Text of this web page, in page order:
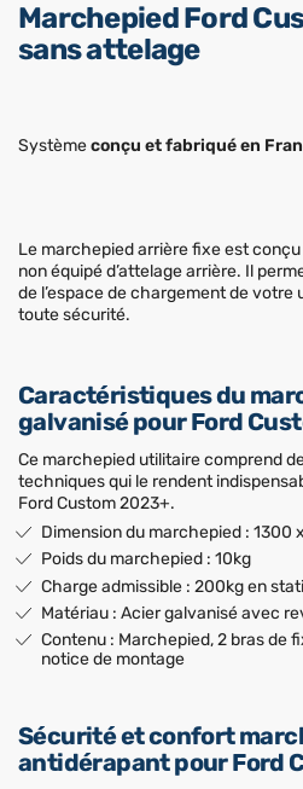
Marchepied Ford
sans attelage
Systèmeconçu et fabriqué en
Le marchepied arrière fixe est
non équipé d’attelage arrière. Il
de l’espace de chargement de
toute sécurité.
Caractéristiques du
galvanisé pour Ford
Ce marchepied utilitaire comprend
techniques qui le rendent
Ford Custom 2023+.
Dimension du marchepied : 1300
Poids du marchepied : 10kg
Charge admissible : 200kg en
Matériau : Acier galvanisé avec
Contenu : Marchepied, 2 bras de
notice de montage
Sécurité et confort
antidérapant pour Ford